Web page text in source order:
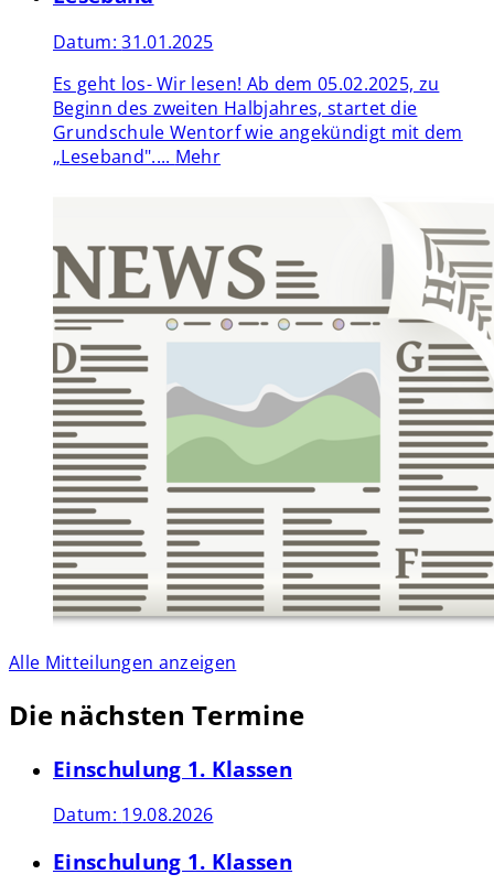
Datum:31.01.2025
Es geht los- Wir lesen! Ab dem 05.02.2025, zu
Beginn des zweiten Halbjahres, startet die
Grundschule Wentorf wie angekündigt mit dem
„Leseband".... Mehr
Alle Mitteilungen anzeigen
Die nächsten Termine
Einschulung 1. Klassen
Datum: 19.08.2026
Einschulung 1. Klassen